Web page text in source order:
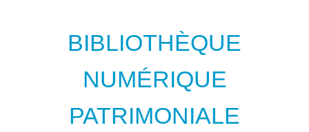
BIBLIOTHÈQUE
NUMÉRIQUE
PATRIMONIALE